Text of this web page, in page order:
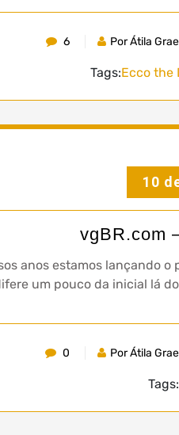
6 Por Átila
Tags:Ecco the
10
vgBR.com
anos estamos lançando
um pouco da inicial lá
0 Por Átila
Tags: